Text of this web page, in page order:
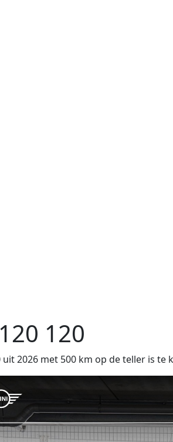
120
uit 2026 met 500 km op de teller is